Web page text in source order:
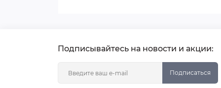
Подписывайтесь на новости и акции:
Подписаться